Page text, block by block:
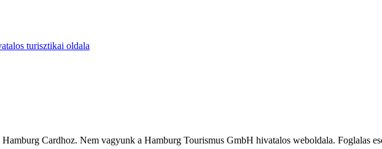
turisztikai oldala
Cardhoz. Nem vagyunk a Hamburg Tourismus GmbH hivatalos weboldala. Foglalas